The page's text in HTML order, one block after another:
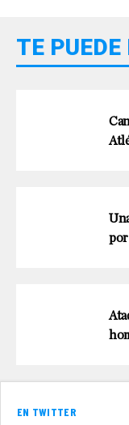
TE
por
EN TWITTER